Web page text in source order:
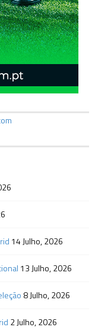
14 Julho, 2026
13 Julho, 2026
8 Julho, 2026
2 Julho, 2026